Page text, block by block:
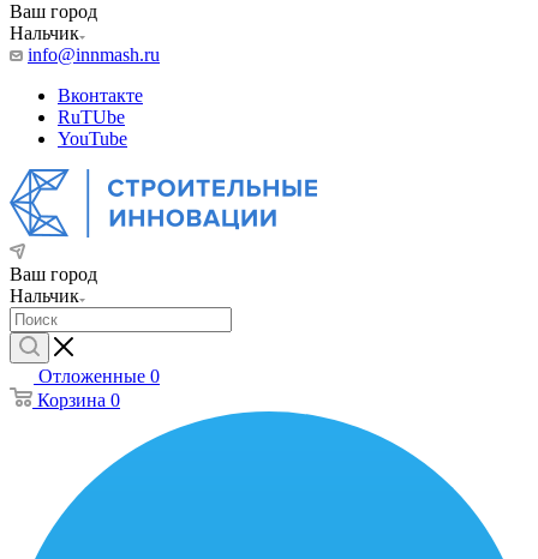
Ваш город
Нальчик
info@innmash.ru
Вконтакте
RuTUbe
YouTube
Ваш город
Нальчик
Отложенные 0
Корзина 0